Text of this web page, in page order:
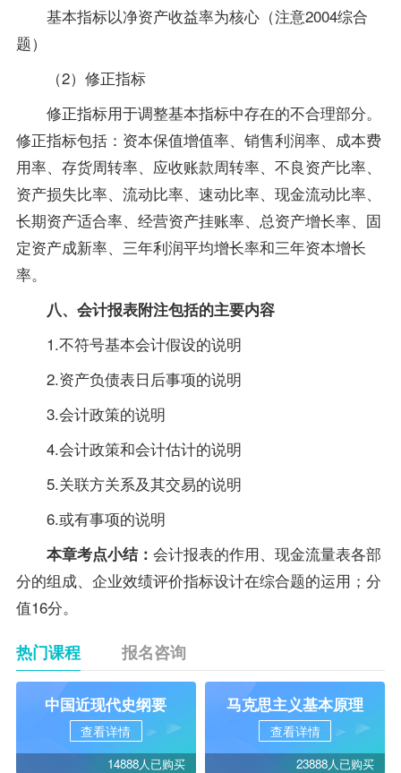
基本指标以净资产收益率为核心（注意2004综合
题）
（2）修正指标
修正指标用于调整基本指标中存在的不合理部分。
修正指标包括：资本保值增值率、销售利润率、成本费
用率、存货周转率、应收账款周转率、不良资产比率、
资产损失比率、流动比率、速动比率、现金流动比率、
长期资产适合率、经营资产挂账率、总资产增长率、固
定资产成新率、三年利润平均增长率和三年资本增长
率。
八、会计报表附注包括的主要内容
1.不符号基本会计假设的说明
2.资产负债表日后事项的说明
3.会计政策的说明
4.会计政策和会计估计的说明
5.关联方关系及其交易的说明
6.或有事项的说明
本章考点小结： 会计报表的作用、现金流量表各部
分的组成、企业效绩评价指标设计在综合题的运用；分
值16分。
热门课程 报名咨询
中国近现代史纲要
查看详情
14888人已购买
马克思主义基本原理
查看详情
23888人已购买